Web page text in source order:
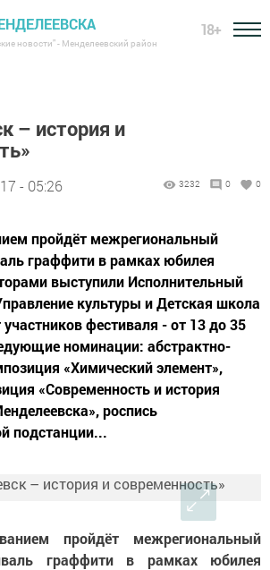
новости" - Менделеевский район
18+
– история и
- 05:26 3232 0 0
пройдёт межрегиональный
граффити в рамках юбилея
выступили Исполнительный
культуры и Детская школа
участников фестиваля - от 13 до 35
номинации: абстрактно-
«Химический элемент»,
«Современность и история
роспись
подстанции...
пройдёт межрегиональный
граффити в рамках юбилея